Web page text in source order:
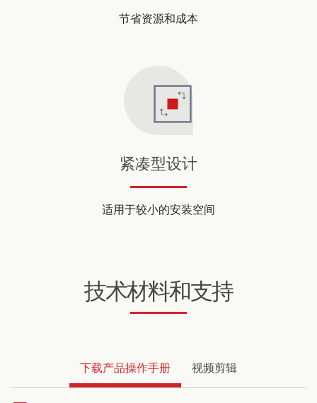
节省资源和成本
紧凑型设计
适用于较小的安装空间
技术材料和支持
下载产品操作手册 视频剪辑